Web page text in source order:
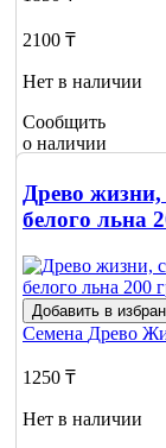
2100 ₸
Нет в наличии
Сообщить
о наличии
Древо жизни,
белого льна
Добавить в
Семена Древо
1250 ₸
Нет в наличии